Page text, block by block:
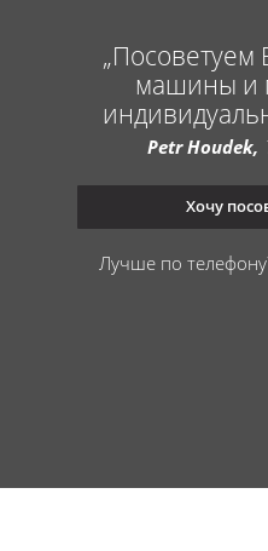
Посоветуем
машины и
Petr Houdek
Хочу
Лучше по